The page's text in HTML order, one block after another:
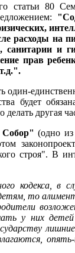
статьи 80
расходы на
санитарии и
прав
один-
будет
другая
Собор" (одно
строя". В
кодекса, в
то
у них